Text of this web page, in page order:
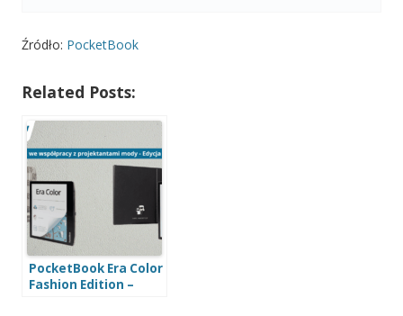
Źródło: PocketBook
Related Posts:
PocketBook Era Color
Fashion Edition –